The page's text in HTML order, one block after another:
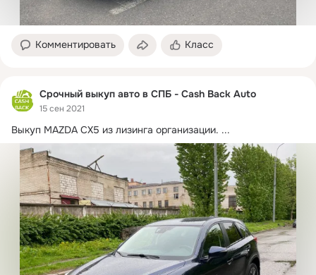
Комментировать Класс
Срочный выкуп авто в СПБ - Cash Back Auto
15 сен 2021
Выкуп MAZDA CX5 из лизинга организации. ...